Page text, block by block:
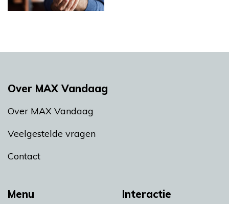
Menu Interactie
Over MAX Vandaag
Over MAX Vandaag
Veelgestelde vragen
Contact